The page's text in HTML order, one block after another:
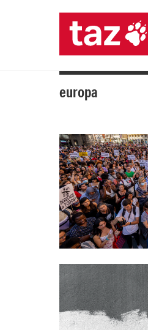
europa